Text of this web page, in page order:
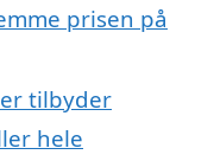
prisen på
tilbyder
hele